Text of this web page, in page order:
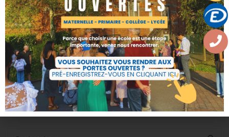
Previous post
Voyage scolaire
à Paris (1ères)
18/04/2023
Next post
Test Cambridge
18/04/2023
RECHERCHER